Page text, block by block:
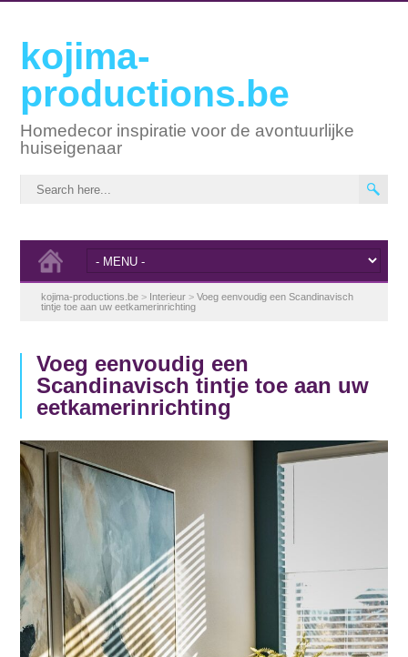
kojima-
productions.be
Homedecor inspiratie voor de avontuurlijke
huiseigenaar
kojima-productions.be > Interieur >Voeg eenvoudig een Scandinavisch
tintje toe aan uw eetkamerinrichting
Voeg eenvoudig een
Scandinavisch tintje toe aan uw
eetkamerinrichting